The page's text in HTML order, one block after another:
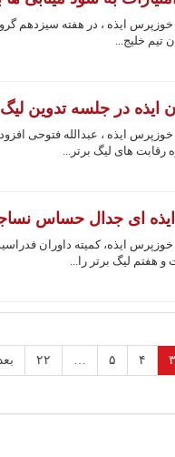
ایذه ، در هفته سیزدهم
تیم خلیج...
ایذه در جلسه تدوین لیگ
ایذه ، عبدالله فتوحی
رقابت های لیگ برتر...
ایذه ای جدال حساس
ایذه، کمیته داوران
و هفتم لیگ برتر را...
۳ ۴ ۵ … ۲۲